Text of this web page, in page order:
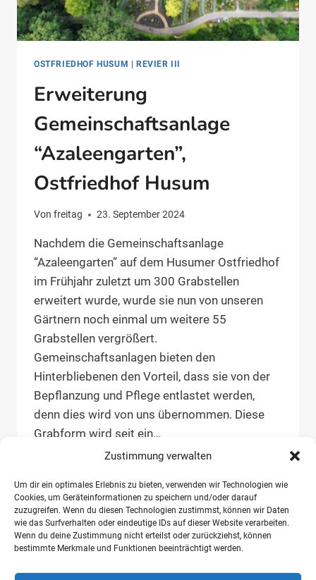
Zustimmung verwalten
Um dir ein optimales Erlebnis zu bieten, verwenden wir Technologien wie
Cookies, um Geräteinformationen zu speichern und/oder darauf
zuzugreifen. Wenn du diesen Technologien zustimmst, können wir Daten
wie das Surfverhalten oder eindeutige IDs auf dieser Website verarbeiten.
Wenn du deine Zustimmung nicht erteilst oder zurückziehst, können
bestimmte Merkmale und Funktionen beeinträchtigt werden.
OSTFRIEDHOF HUSUM | REVIER III
Erweiterung
Gemeinschaftsanlage
“Azaleengarten”,
Ostfriedhof Husum
Von freitag 23. September 2024
Nachdem die Gemeinschaftsanlage
“Azaleengarten” auf dem Husumer Ostfriedhof
im Frühjahr zuletzt um 300 Grabstellen
erweitert wurde, wurde sie nun von unseren
Gärtnern noch einmal um weitere 55
Grabstellen vergrößert.
Gemeinschaftsanlagen bieten den
Hinterbliebenen den Vorteil, dass sie von der
Bepflanzung und Pflege entlastet werden,
denn dies wird von uns übernommen. Diese
Grabform wird seit ein…
ERWEITERUNG
“AZALEENGARTEN”,
OSTFRIEDHOF
HUSUM
Ev.-Luth. Nordfriesisches Friedhofswerk
Husumer Str. 39 c-d